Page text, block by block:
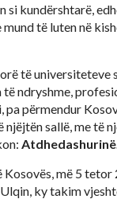
kundërshtarë,
të luten në
të
ndryshme,
përmendur
sallë, me të
më 5
ky takim